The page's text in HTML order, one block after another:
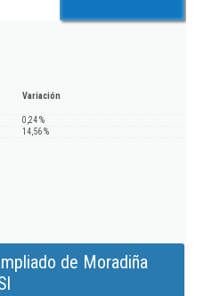
Variación
0,24 %
14,56 %
de Moradiña